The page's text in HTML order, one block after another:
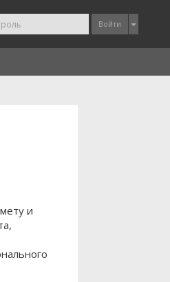
Войти
и